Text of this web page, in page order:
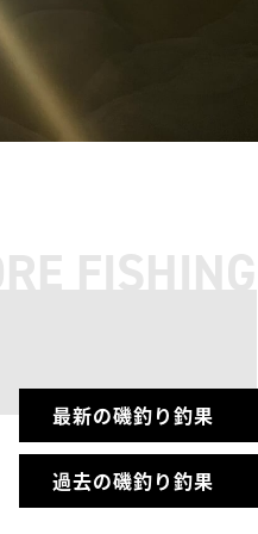
FISHING
最新の磯釣り釣果
過去の磯釣り釣果